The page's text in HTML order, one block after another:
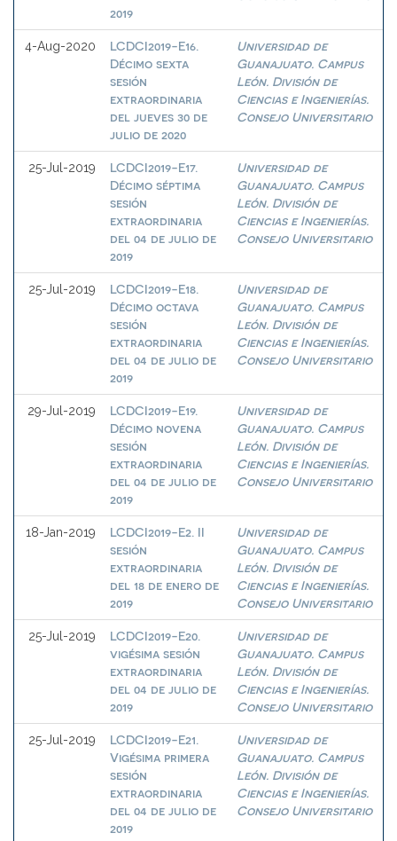
2019
4-Aug-2020
LCDCI2019-E16.
Décimo sexta
sesión
extraordinaria
del jueves 30 de
julio de 2020
Universidad de
Guanajuato. Campus
León. División de
Ciencias e Ingenierías.
Consejo Universitario
25-Jul-2019
LCDCI2019-E17.
Décimo séptima
sesión
extraordinaria
del 04 de julio de
2019
Universidad de
Guanajuato. Campus
León. División de
Ciencias e Ingenierías.
Consejo Universitario
25-Jul-2019
LCDCI2019-E18.
Décimo octava
sesión
extraordinaria
del 04 de julio de
2019
Universidad de
Guanajuato. Campus
León. División de
Ciencias e Ingenierías.
Consejo Universitario
29-Jul-2019
LCDCI2019-E19.
Décimo novena
sesión
extraordinaria
del 04 de julio de
2019
Universidad de
Guanajuato. Campus
León. División de
Ciencias e Ingenierías.
Consejo Universitario
18-Jan-2019
LCDCI2019-E2. II
sesión
extraordinaria
del 18 de enero de
2019
Universidad de
Guanajuato. Campus
León. División de
Ciencias e Ingenierías.
Consejo Universitario
25-Jul-2019
LCDCI2019-E20.
vigésima sesión
extraordinaria
del 04 de julio de
2019
Universidad de
Guanajuato. Campus
León. División de
Ciencias e Ingenierías.
Consejo Universitario
25-Jul-2019
LCDCI2019-E21.
Vigésima primera
sesión
extraordinaria
del 04 de julio de
2019
Universidad de
Guanajuato. Campus
León. División de
Ciencias e Ingenierías.
Consejo Universitario